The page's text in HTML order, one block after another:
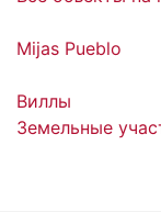
Mijas Pueblo
Виллы
Земельные